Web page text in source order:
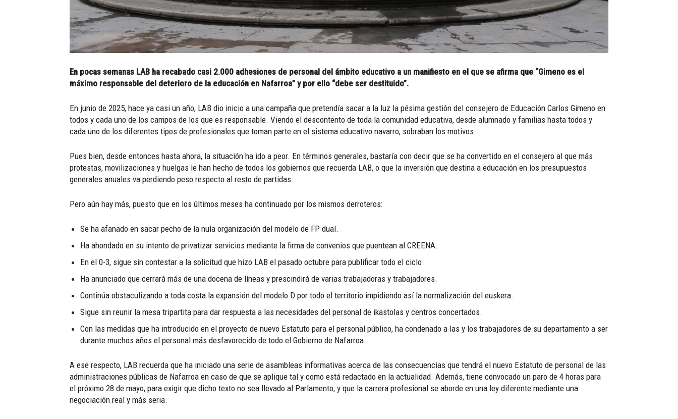
En pocas semanas LAB ha recabado casi 2.000 adhesiones de personal del ámbito educativo a un manifiesto en el que se afirma que “Gimeno es el
máximo responsable del deterioro de la educación en Nafarroa” y por ello “debe ser destituido”.
En junio de 2025, hace ya casi un año, LAB dio inicio a una campaña que pretendía sacar a la luz la pésima gestión del consejero de Educación Carlos Gimeno en
todos y cada uno de los campos de los que es responsable. Viendo el descontento de toda la comunidad educativa, desde alumnado y familias hasta todos y
cada uno de los diferentes tipos de profesionales que toman parte en el sistema educativo navarro, sobraban los motivos.
Pues bien, desde entonces hasta ahora, la situación ha ido a peor. En términos generales, bastaría con decir que se ha convertido en el consejero al que más
protestas, movilizaciones y huelgas le han hecho de todos los gobiernos que recuerda LAB, o que la inversión que destina a educación en los presupuestos
generales anuales va perdiendo peso respecto al resto de partidas.
Pero aún hay más, puesto que en los últimos meses ha continuado por los mismos derroteros:
Se ha afanado en sacar pecho de la nula organización del modelo de FP dual.
Ha ahondado en su intento de privatizar servicios mediante la firma de convenios que puentean al CREENA.
En el 0-3, sigue sin contestar a la solicitud que hizo LAB el pasado octubre para publificar todo el ciclo.
Ha anunciado que cerrará más de una docena de líneas y prescindirá de varias trabajadoras y trabajadores.
Continúa obstaculizando a toda costa la expansión del modelo D por todo el territorio impidiendo así la normalización del euskera.
Sigue sin reunir la mesa tripartita para dar respuesta a las necesidades del personal de ikastolas y centros concertados.
Con las medidas que ha introducido en el proyecto de nuevo Estatuto para el personal público, ha condenado a las y los trabajadores de su departamento a ser
durante muchos años el personal más desfavorecido de todo el Gobierno de Nafarroa.
A ese respecto, LAB recuerda que ha iniciado una serie de asambleas informativas acerca de las consecuencias que tendrá el nuevo Estatuto de personal de las
administraciones públicas de Nafarroa en caso de que se aplique tal y como está redactado en la actualidad. Además, tiene convocado un paro de 4 horas para
el próximo 28 de mayo, para exigir que dicho texto no sea llevado al Parlamento, y que la carrera profesional se aborde en una ley diferente mediante una
negociación real y más seria.